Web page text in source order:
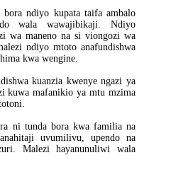
bora ndiyo kupata taifa ambalo
wala wawajibikaji. Ndiyo
wa maneno na si viongozi wa
ndiyo mtoto anafundishwa
kwa wengine.
kuanzia kwenye ngazi ya
kuwa mafanikio ya mtu mzima
ni tunda bora kwa familia na
uvumilivu, upendo na
Malezi hayanunuliwi wala